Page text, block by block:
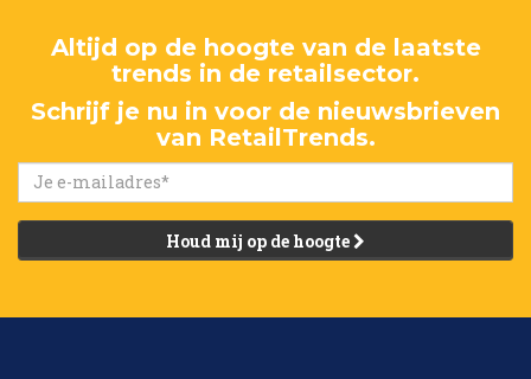
Altijd op de hoogte van de laatste
trends in de retailsector.
Schrijf je nu in voor de nieuwsbrieven
van RetailTrends.
Houd mij op de hoogte